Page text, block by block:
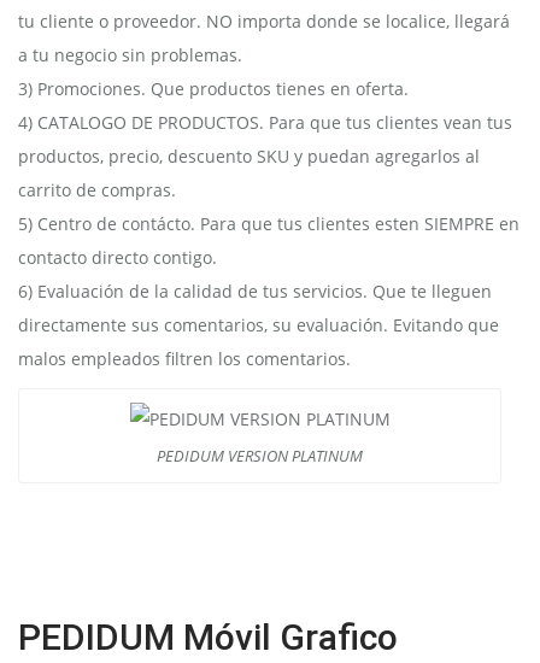
tu cliente o proveedor. NO importa donde se localice, llegará
a tu negocio sin problemas.
3) Promociones. Que productos tienes en oferta.
4) CATALOGO DE PRODUCTOS. Para que tus clientes vean tus
productos, precio, descuento SKU y puedan agregarlos al
carrito de compras.
5) Centro de contácto. Para que tus clientes esten SIEMPRE en
contacto directo contigo.
6) Evaluación de la calidad de tus servicios. Que te lleguen
directamente sus comentarios, su evaluación. Evitando que
malos empleados filtren los comentarios.
PEDIDUM VERSION PLATINUM
PEDIDUM Móvil Grafico